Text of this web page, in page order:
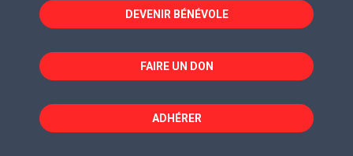
fenêtrefenêtrefenêtre
DEVENIR BÉNÉVOLE
FAIRE UN DON
ADHÉRER